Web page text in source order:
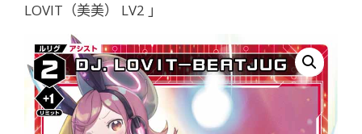
LOVIT（美美） LV2 」